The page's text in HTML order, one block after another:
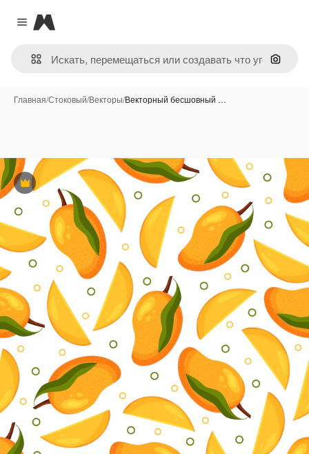
Close menu
Magnific
Поиск
Главная/Стоковый/Векторы/Векторный бесшовный …
Премиум